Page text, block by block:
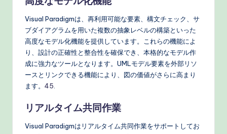
Visual Paradigmは、再利用可能な要素、構文チェック、サ
ブダイアグラムを用いた複数の抽象レベルの構築といった
高度なモデル化機能を提供しています。これらの機能によ
り、設計の正確性と整合性を確保でき、本格的なモデル作
成に強力なツールとなります。UMLモデル要素を外部リソ
ースとリンクできる機能により、図の価値がさらに高まり
ます。 45
リアルタイム共同作業
Visual Paradigmはリアルタイム共同作業をサポートしてお